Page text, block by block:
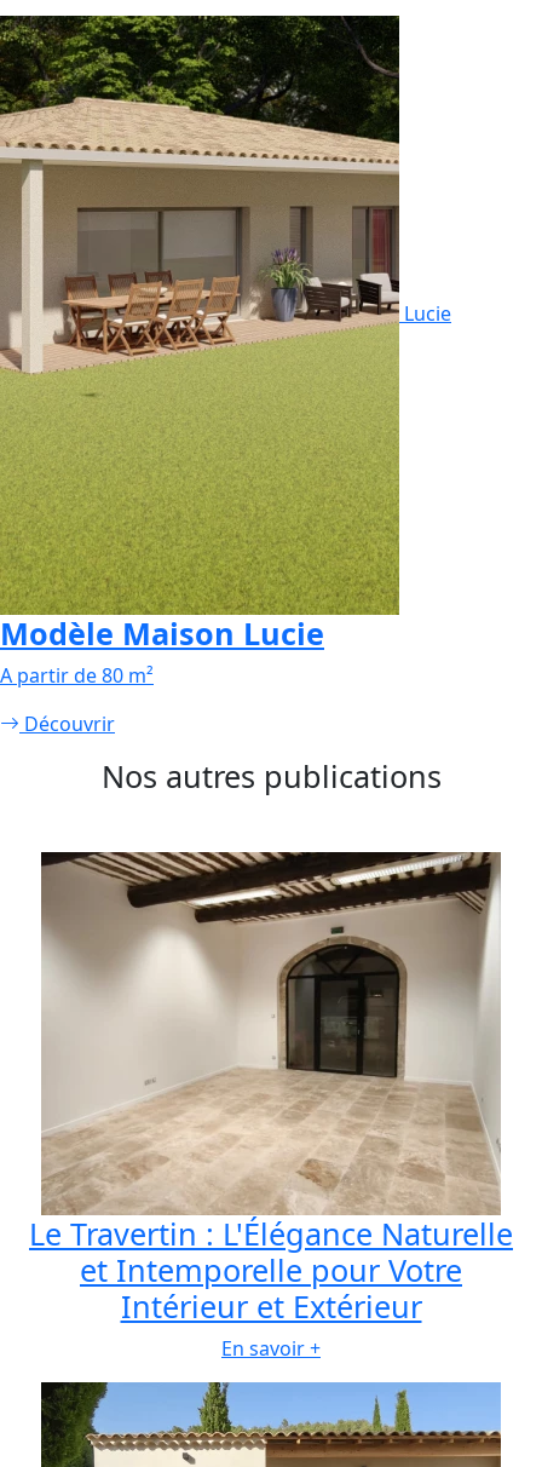
Lucie
Modèle Maison Lucie
A partir de 80 m²
Découvrir
Nos autres publications
Le Travertin : L'Élégance Naturelle
et Intemporelle pour Votre
Intérieur et Extérieur
En savoir +